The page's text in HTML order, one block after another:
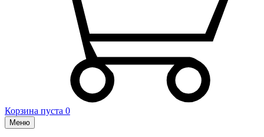
Корзина пуста 0
Меню